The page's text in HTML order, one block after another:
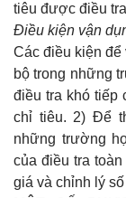
tiêu được điều
Điều kiện vận
Các điều kiện để
bộ trong những
điều tra khó tiếp
chỉ tiêu. 2) Để
những trường
của điều tra
giá và chỉnh lý